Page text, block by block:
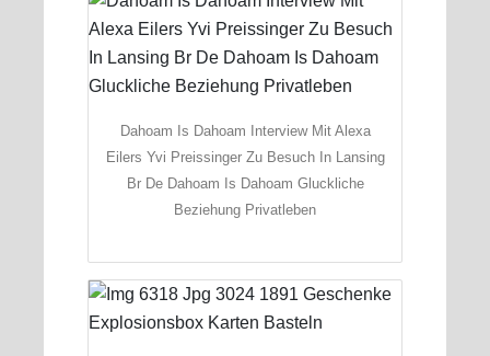
Dahoam Is Dahoam Interview Mit Alexa
Eilers Yvi Preissinger Zu Besuch In Lansing
Br De Dahoam Is Dahoam Gluckliche
Beziehung Privatleben